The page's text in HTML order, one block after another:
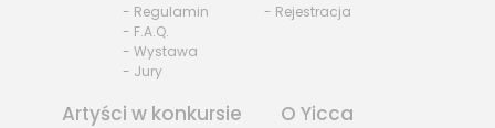
- Regulamin
- F.A.Q.
- Wystawa
- Jury
- Rejestracja
Artyści w konkursie O Yicca